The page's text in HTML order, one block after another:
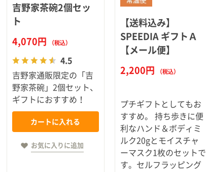
吉野家茶碗2個セッ
ト
4,070円
（税込）
4.5
吉野家通販限定の「吉
野家茶碗」2個セット、
ギフトにおすすめ！
カートに入れる
お気に入りに追加
【送料込み】
SPEEDIA ギフトＡ
【メール便】
2,200円
（税込）
プチギフトとしてもお
すすめ。 持ち歩きに便
利なハンド＆ボディミ
ルク20gとモイスチャ
ーマスク1枚のセットで
す。セルフラッピング